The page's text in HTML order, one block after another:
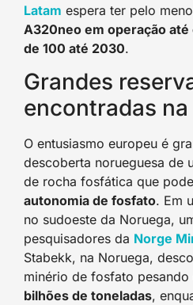
Latam espera ter pelo
A320neo em operação
de 100 até 2030.
Grandes
encontradas
O entusiasmo europeu é
descoberta norueguesa de
de rocha fosfática que
autonomia de fosfato. Em
no sudoeste da Noruega,
pesquisadores da Norge
Stabekk, na Noruega,
minério de fosfato pesando
bilhões de toneladas,